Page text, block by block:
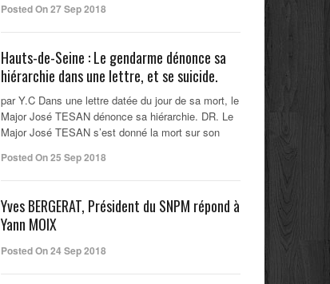
Posted On 27 Sep 2018
Hauts-de-Seine : Le gendarme dénonce sa
hiérarchie dans une lettre, et se suicide.
par Y.C Dans une lettre datée du jour de sa mort, le
Major José TESAN dénonce sa hiérarchie. DR. Le
Major José TESAN s’est donné la mort sur son
Posted On 25 Sep 2018
Yves BERGERAT, Président du SNPM répond à
Yann MOIX
Posted On 24 Sep 2018